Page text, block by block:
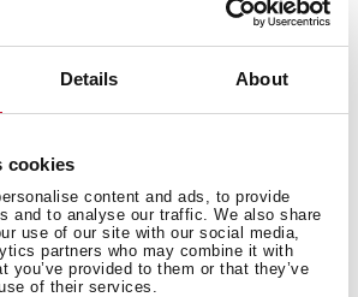
Details About
cookies
content and ads, to provide
and to analyse our traffic. We also share
use of our site with our social media,
partners who may combine it with
you’ve provided to them or that they’ve
of their services.
بطاقة المنتج